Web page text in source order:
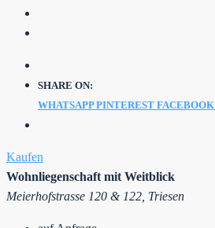
SHARE ON:
WHATSAPP PINTEREST FACEBOOK
Kaufen
Wohnliegenschaft mit Weitblick
Meierhofstrasse 120 & 122, Triesen